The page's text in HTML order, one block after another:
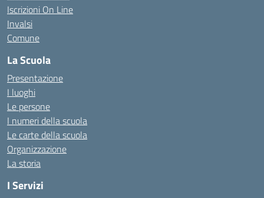
Iscrizioni On Line
Invalsi
Comune
La Scuola
Presentazione
I luoghi
Le persone
I numeri della scuola
Le carte della scuola
Organizzazione
La storia
I Servizi